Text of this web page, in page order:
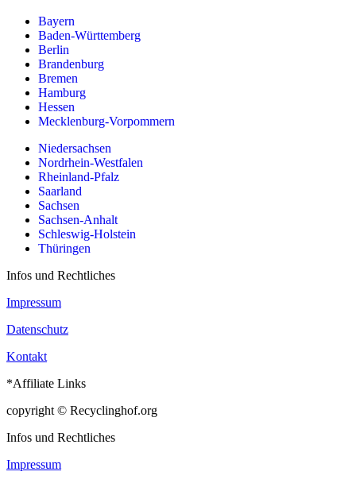
Bayern
Baden-Württemberg
Berlin
Brandenburg
Bremen
Hamburg
Hessen
Mecklenburg-Vorpommern
Niedersachsen
Nordrhein-Westfalen
Rheinland-Pfalz
Saarland
Sachsen
Sachsen-Anhalt
Schleswig-Holstein
Thüringen
Infos und Rechtliches
Impressum
Datenschutz
Kontakt
*Affiliate Links
copyright © Recyclinghof.org
Infos und Rechtliches
Impressum